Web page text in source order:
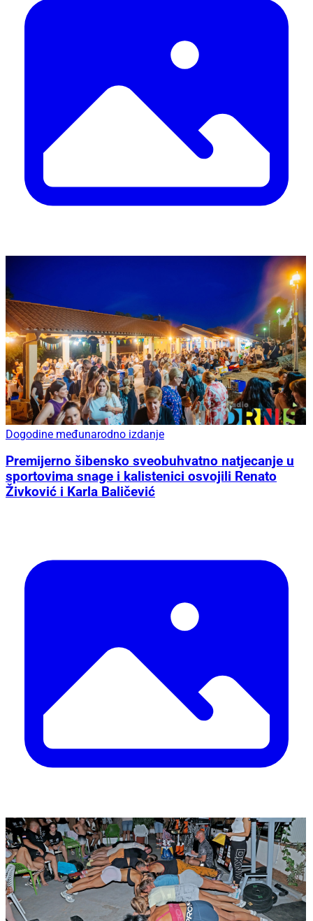
Dogodine međunarodno izdanje
Premijerno šibensko sveobuhvatno natjecanje u
sportovima snage i kalistenici osvojili Renato
Živković i Karla Baličević